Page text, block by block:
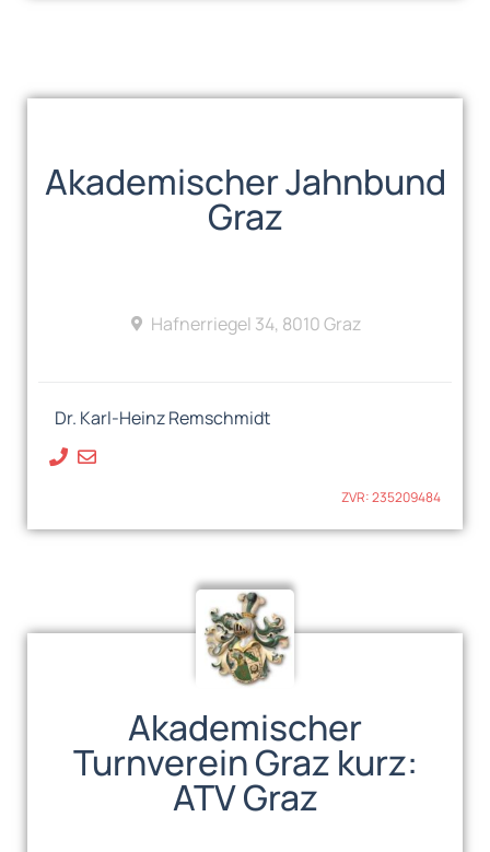
Akademischer Jahnbund
Graz
Hafnerriegel 34, 8010 Graz
Dr. Karl-Heinz Remschmidt
ZVR: 235209484
Akademischer
Turnverein Graz kurz:
ATV Graz